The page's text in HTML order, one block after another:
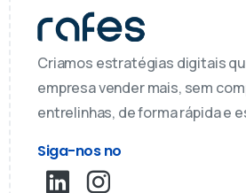
Criamos estratégias digitais
empresa vender mais, sem
entrelinhas, de forma rápida e
Siga-nos no